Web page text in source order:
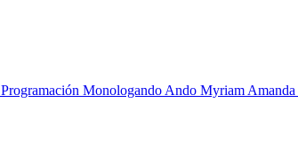
Programación Monologando Ando Myriam Amanda